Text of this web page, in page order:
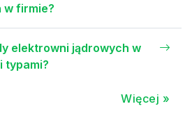
w firmie?
elektrowni jądrowych w
typami?
Więcej »